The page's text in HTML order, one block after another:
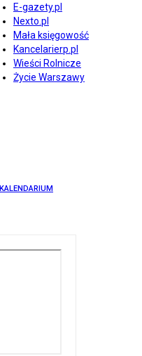
E-gazety.pl
Nexto.pl
Mała księgowość
Kancelarierp.pl
Wieści Rolnicze
Życie Warszawy
KALENDARIUM